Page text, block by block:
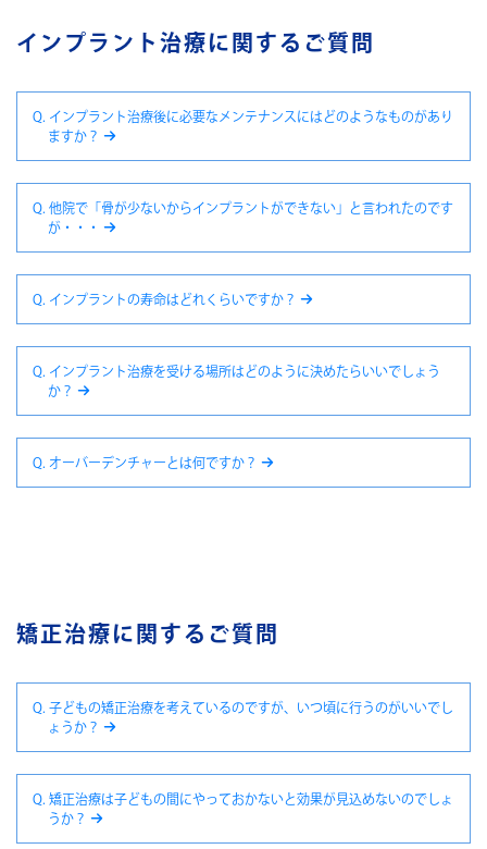
インプラント治療に関するご質問
Q. インプラント治療後に必要なメンテナンスにはどのようなものがあり
ますか？
Q. 他院で「骨が少ないからインプラントができない」と言われたのです
が・・・
Q. インプラントの寿命はどれくらいですか？
Q. インプラント治療を受ける場所はどのように決めたらいいでしょう
か？
Q. オーバーデンチャーとは何ですか？
矯正治療に関するご質問
Q. 子どもの矯正治療を考えているのですが、いつ頃に行うのがいいでし
ょうか？
Q. 矯正治療は子どもの間にやっておかないと効果が見込めないのでしょ
うか？